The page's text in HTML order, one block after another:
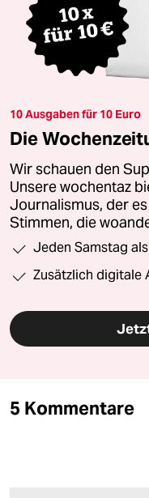
10 Ausgaben für 10 Euro
Die
Wir schauen den
Unsere wochentaz
Journalismus, der
Stimmen, die
Jeden Samstag
Zusätzlich digitale
5 Kommentare